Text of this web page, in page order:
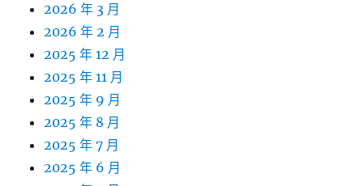
2026 年 3 月
2026 年 2 月
2025 年 12 月
2025 年 11 月
2025 年 9 月
2025 年 8 月
2025 年 7 月
2025 年 6 月